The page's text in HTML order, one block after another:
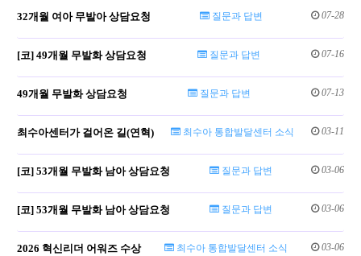
32개월 여아 무발아 상담요청 질문과 답변 07-28
[코] 49개월 무발화 상담요청 질문과 답변 07-16
49개월 무발화 상담요청 질문과 답변 07-13
최수아센터가 걸어온 길(연혁) 최수아 통합발달센터 소식 03-11
[코] 53개월 무발화 남아 상담요청 질문과 답변 03-06
[코] 53개월 무발화 남아 상담요청 질문과 답변 03-06
2026 혁신리더 어워즈 수상 최수아 통합발달센터 소식 03-06